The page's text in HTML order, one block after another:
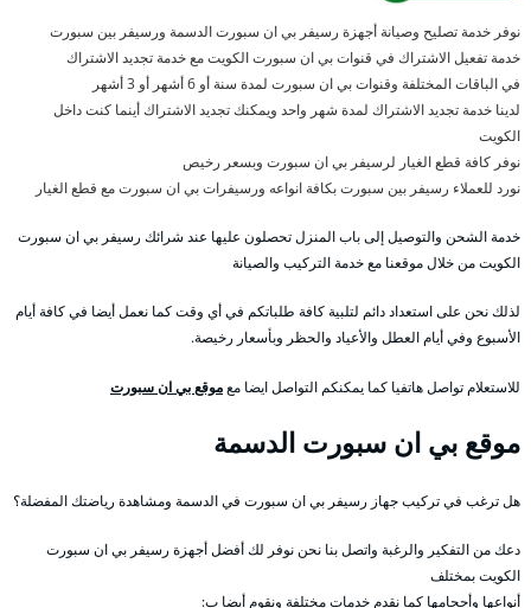
نوفر خدمة تصليح وصيانة أجهزة رسيفر بي ان سبورت الدسمة ورسيفر بين سبورت
خدمة تفعيل الاشتراك في قنوات بي ان سبورت الكويت مع خدمة تجديد الاشتراك
في الباقات المختلفة وقنوات بي ان سبورت لمدة سنة أو 6 أشهر أو 3 أشهر
لدينا خدمة تجديد الاشتراك لمدة شهر واحد ويمكنك تجديد الاشتراك أينما كنت داخل
الكويت
نوفر كافة قطع الغيار لرسيفر بي ان سبورت وبسعر رخيص
نورد للعملاء رسيفر بين سبورت بكافة انواعه ورسيفرات بي ان سبورت مع قطع الغيار
خدمة الشحن والتوصيل إلى باب المنزل تحصلون عليها عند شرائك رسيفر بي ان سبورت
الكويت من خلال موقعنا مع خدمة التركيب والصيانة
لذلك نحن على استعداد دائم لتلبية كافة طلباتكم في أي وقت كما نعمل أيضا في كافة أيام
الأسبوع وفي أيام العطل والأعياد والحظر وبأسعار رخيصة.
للاستعلام تواصل هاتفيا كما يمكنكم التواصل ايضا معموقع بي ان سبورت
موقع بي ان سبورت الدسمة
هل ترغب في تركيب جهاز رسيفر بي ان سبورت في الدسمة ومشاهدة رياضتك المفضلة؟
دعك من التفكير والرغبة واتصل بنا نحن نوفر لك أفضل أجهزة رسيفر بي ان سبورت
الكويت بمختلف
أنواعها وأحجامها كما نقدم خدمات مختلفة ونقوم أيضا ب: